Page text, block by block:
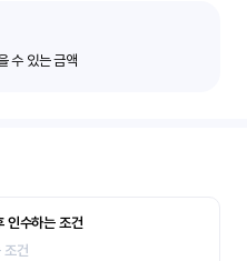
수 있는 금액
인수하는 조건
조건